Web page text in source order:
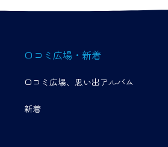
口コミ広場・新着
口コミ広場、思い出アルバム
新着